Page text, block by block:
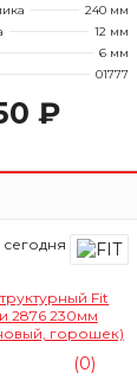
240 мм
12 мм
6 мм
01777
₽
сегодня
Fit
2876 230мм
горошек)
(0)